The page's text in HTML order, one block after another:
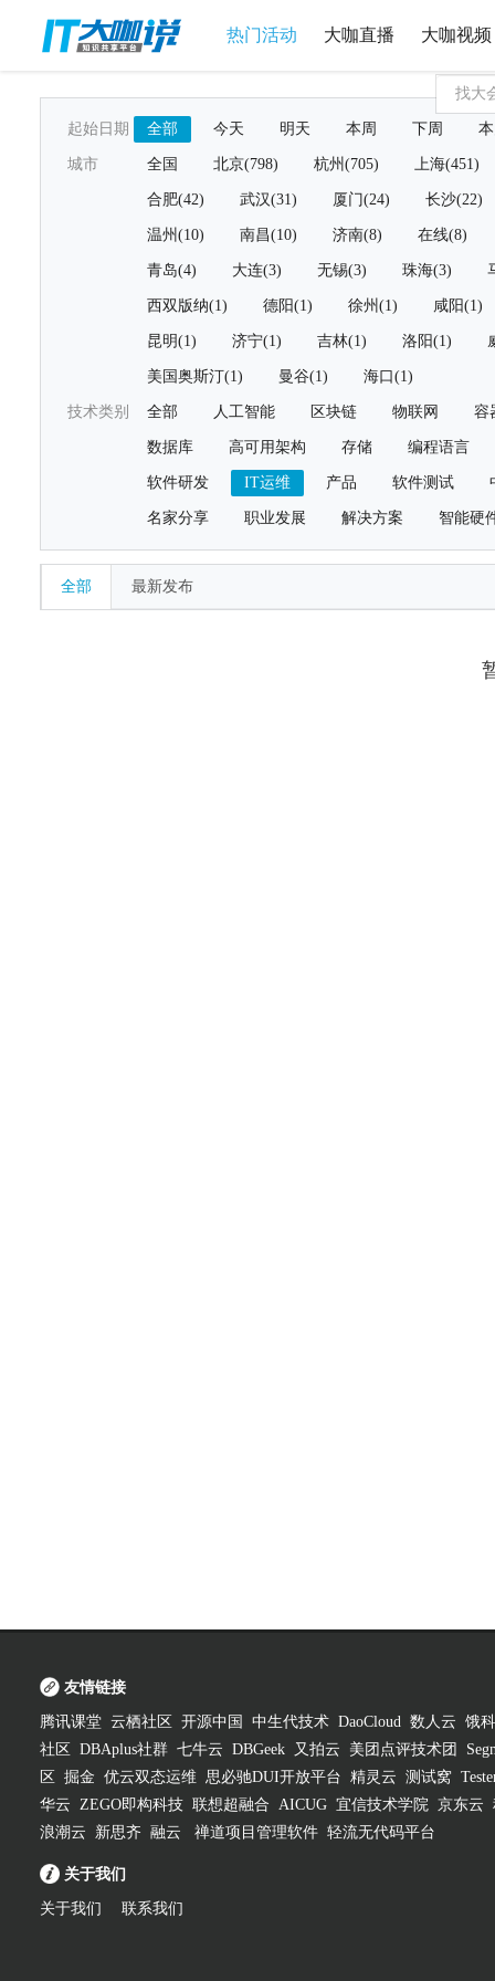
热门活动 大咖直播 大咖视频
起始日期 全部 今天 明天 本周 下周
城市 全国 北京(798) 杭州(705) 上海(451)
合肥(42) 武汉(31) 厦门(24) 长沙(22)
温州(10) 南昌(10) 济南(8) 在线(8)
青岛(4) 大连(3) 无锡(3) 珠海(3)
西双版纳(1) 德阳(1) 徐州(1) 咸阳(1)
昆明(1) 济宁(1) 吉林(1) 洛阳(1)
美国奥斯汀(1) 曼谷(1) 海口(1)
技术类别 全部 人工智能 区块链 物联网 容
数据库 高可用架构 存储 编程语言
软件研发 IT运维 产品 软件测试
名家分享 职业发展 解决方案 智能硬
全部 最新发布
友情链接
腾讯课堂 云栖社区 开源中国 中生代技术 DaoCloud 数人云 饿
社区
DBAplus社群 七牛云 DBGeek 又拍云 美团点评技术团
区
掘金 优云双态运维 思必驰DUI开放平台 精灵云 测试窝
华云 ZEGO即构科技 联想超融合 AICUG 宜信技术学院 京东云
浪潮云
新思齐 融云 禅道项目管理软件 轻流无代码平台
关于我们
关于我们 联系我们